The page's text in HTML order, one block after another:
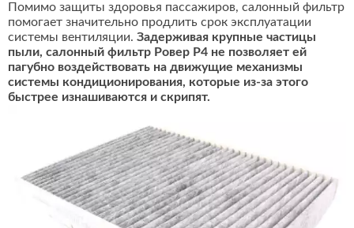
Помимо защиты здоровья пассажиров, салонный фильтр
помогает значительно продлить срок эксплуатации
системы вентиляции. Задерживая крупные частицы
пыли, салонный фильтр Ровер Р4 не позволяет ей
пагубно воздействовать на движущие механизмы
системы кондиционирования, которые из-за этого
быстрее изнашиваются и скрипят.